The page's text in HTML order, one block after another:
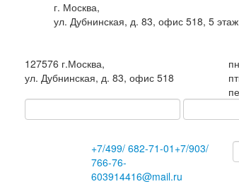
г. Москва,
ул. Дубнинская, д. 83, офис 518, 5 этаж
127576 г.Москва,
ул. Дубнинская, д. 83, офис 518
+7/499/ 682-71-01 +7/903/
766-76-
603914416@mail.ru